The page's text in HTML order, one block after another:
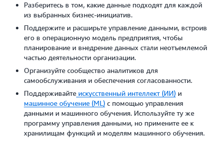
Разберитесь в том, какие данные подходят для каждой
из выбранных бизнес-инициатив.
Поддержите и расширьте управление данными, встроив
его в операционную модель предприятия, чтобы
планирование и внедрение данных стали неотъемлемой
частью деятельности организации.
Организуйте сообщество аналитиков для
самообслуживания и обеспечения согласованности.
Поддерживайте искусственный интеллект (ИИ) и
машинное обучение (ML) с помощью управления
данными и машинного обучения. Используйте ту же
программу управления данными, но примените ее к
хранилищам функций и моделям машинного обучения.